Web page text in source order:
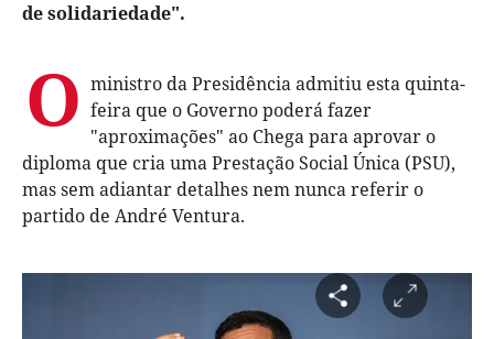
de solidariedade".
O ministro da Presidência admitiu esta quinta-
feira que o Governo poderá fazer
"aproximações" ao Chega para aprovar o
diploma que cria uma Prestação Social Única (PSU),
mas sem adiantar detalhes nem nunca referir o
partido de André Ventura.